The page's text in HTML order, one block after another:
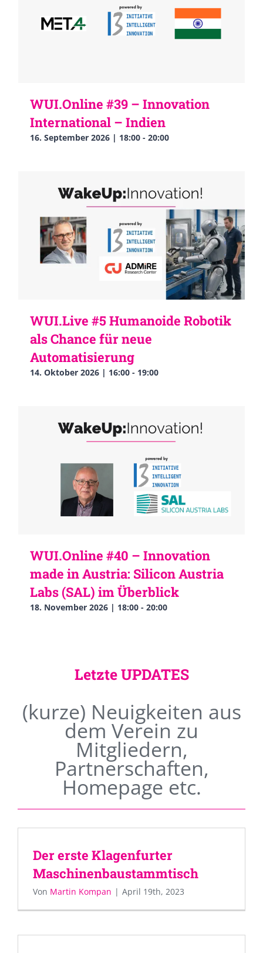
WUI.Online #39 – Innovation
International – Indien
16. September 2026 | 18:00 - 20:00
WUI.Live #5 Humanoide Robotik
als Chance für neue
Automatisierung
14. Oktober 2026 | 16:00 - 19:00
WUI.Online #40 – Innovation
made in Austria: Silicon Austria
Labs (SAL) im Überblick
18. November 2026 | 18:00 - 20:00
Letzte UPDATES
(kurze) Neuigkeiten aus
dem Verein zu
Mitgliedern,
Partnerschaften,
Homepage etc.
Der erste Klagenfurter
Maschinenbaustammtisch
Von Martin Kompan | April 19th, 2023